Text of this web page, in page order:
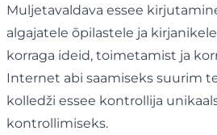
Muljetavaldava essee
algajatele õpilastele ja
korraga ideid, toimetamist ja
Internet abi saamiseks suurim
kolledži essee kontrollija
kontrollimiseks.